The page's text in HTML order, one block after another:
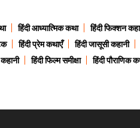
हिंदी आध्यात्मिक कथा हिंदी फिक्शन
हिंदी प्रेम कथाएँ हिंदी जासूसी कहानी
हिंदी फिल्म समीक्षा हिंदी पौराणिक